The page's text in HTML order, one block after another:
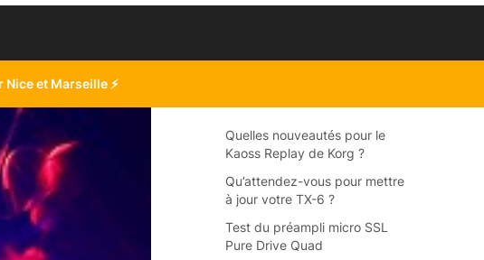
Nice et Marseille ⚡
Quelles nouveautés pour le
Kaoss Replay de Korg ?
Qu’attendez-vous pour mettre
à jour votre TX-6 ?
Test du préampli micro SSL
Pure Drive Quad